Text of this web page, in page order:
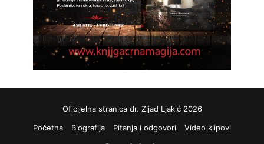
Oficijelna stranica dr. Zijad Ljakić 2026
Početna
Biografija Pitanja i odgovori
Video klipovi